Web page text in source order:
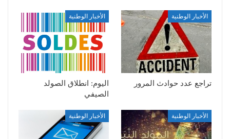
الأخبار الوطنية
تراجع عدد حوادث المرور
الأخبار الوطنية
اليوم: انطلاق الصولد
الصيفي
الأخبار الوطنية الأخبار الوطنية